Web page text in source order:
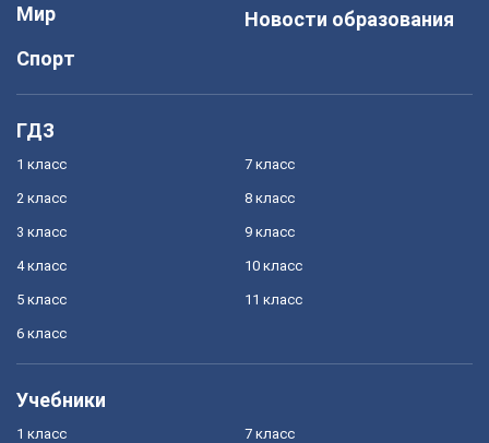
Мир
Спорт
Новости образования
ГДЗ
1 класс
2 класс
3 класс
4 класс
5 класс
6 класс
7 класс
8 класс
9 класс
10 класс
11 класс
Учебники
1 класс 7 класс